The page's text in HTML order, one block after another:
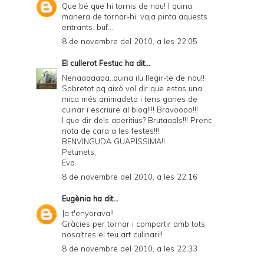
Que bé que hi tornis de nou! I quina
manera de tornar-hi, vaja pinta aquests
entrants. buf...
8 de novembre del 2010, a les 22:05
El cullerot Festuc ha dit...
Nenaaaaaaa..quina ilu llegir-te de nou!!
Sobretot pq això vol dir que estas una
mica més animadeta i tens ganes de
cuinar i escriure al blog!!!! Bravoooo!!!
I que dir dels aperitius? Brutaaals!!! Prenc
nota de cara a les festes!!!
BENVINGUDA GUAPÍSSIMA!!
Petunets,
Eva.
8 de novembre del 2010, a les 22:16
Eugènia ha dit...
Ja t'enyorava!!
Gràcies per tornar i compartir amb tots
nosaltres el teu art culinari!!
8 de novembre del 2010, a les 22:33